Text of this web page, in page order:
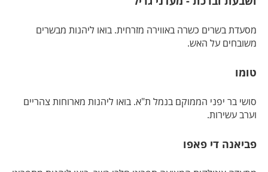
מסעדת בשרים כשרה באווירה מזרחית. בואו ליהנות מבשרים
משובחים על האש.
טומו
סושי בר יפני הממוקם בנמל ת"א. בואו ליהנות מארוחות צהריים
וערב עשירות.
פביאנה די פאפו